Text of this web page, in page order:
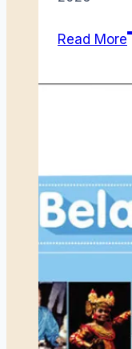
Read More